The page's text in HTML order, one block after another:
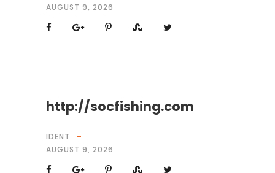
AUGUST 9, 2026
http://socfishing.com
IDENT
AUGUST 9, 2026